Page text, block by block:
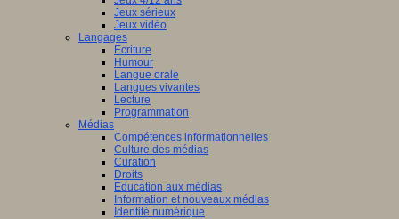
Jeux sérieux
Jeux vidéo
Langages
Ecriture
Humour
Langue orale
Langues vivantes
Lecture
Programmation
Médias
Compétences informationnelles
Culture des médias
Curation
Droits
Education aux médias
Information et nouveaux médias
Identité numérique